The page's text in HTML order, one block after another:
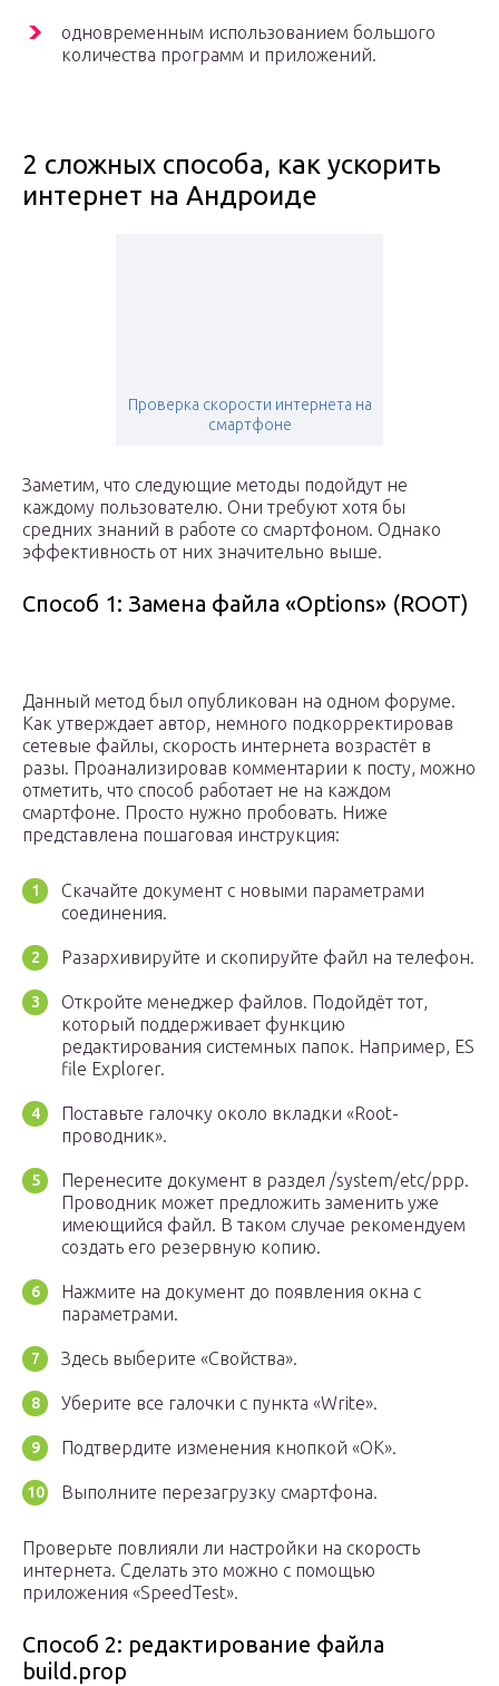
одновременным использованием большого
количества программ и приложений.
2 сложных способа, как ускорить
интернет на Андроиде
Проверка скорости интернета на
смартфоне
Заметим, что следующие методы подойдут не
каждому пользователю. Они требуют хотя бы
средних знаний в работе со смартфоном. Однако
эффективность от них значительно выше.
Способ 1: Замена файла «Options» (ROOT)
Данный метод был опубликован на одном форуме.
Как утверждает автор, немного подкорректировав
сетевые файлы, скорость интернета возрастёт в
разы. Проанализировав комментарии к посту, можно
отметить, что способ работает не на каждом
смартфоне. Просто нужно пробовать. Ниже
представлена пошаговая инструкция:
Скачайте документ с новыми параметрами
соединения.
Разархивируйте и скопируйте файл на телефон.
Откройте менеджер файлов. Подойдёт тот,
который поддерживает функцию
редактирования системных папок. Например, ES
file Explorer.
Поставьте галочку около вкладки «Root-
проводник».
Перенесите документ в раздел /system/etc/ppp.
Проводник может предложить заменить уже
имеющийся файл. В таком случае рекомендуем
создать его резервную копию.
Нажмите на документ до появления окна с
параметрами.
Здесь выберите «Свойства».
Уберите все галочки с пункта «Write».
Подтвердите изменения кнопкой «ОК».
Выполните перезагрузку смартфона.
Проверьте повлияли ли настройки на скорость
интернета. Сделать это можно с помощью
приложения «SpeedTest».
Способ 2: редактирование файла
build.prop